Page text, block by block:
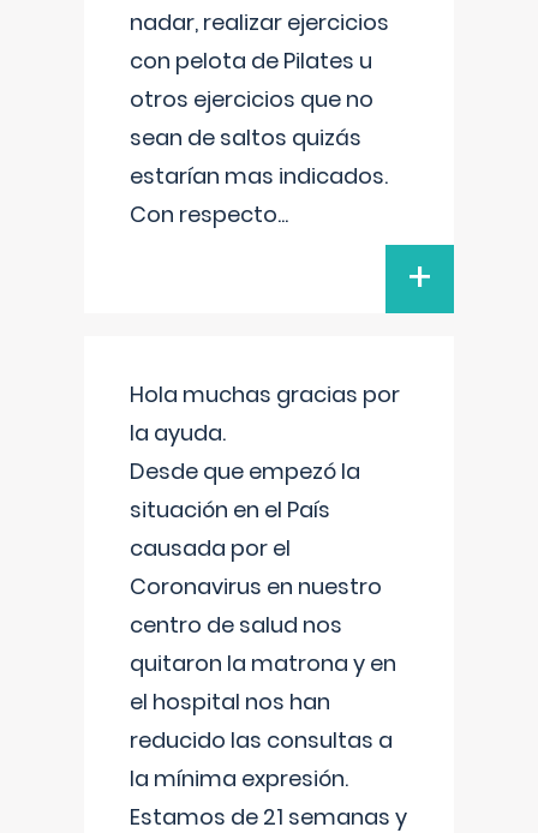
nadar, realizar ejercicios
con pelota de Pilates u
otros ejercicios que no
sean de saltos quizás
estarían mas indicados.
Con respecto...
+
Hola muchas gracias por
la ayuda.
Desde que empezó la
situación en el País
causada por el
Coronavirus en nuestro
centro de salud nos
quitaron la matrona y en
el hospital nos han
reducido las consultas a
la mínima expresión.
Estamos de 21 semanas y